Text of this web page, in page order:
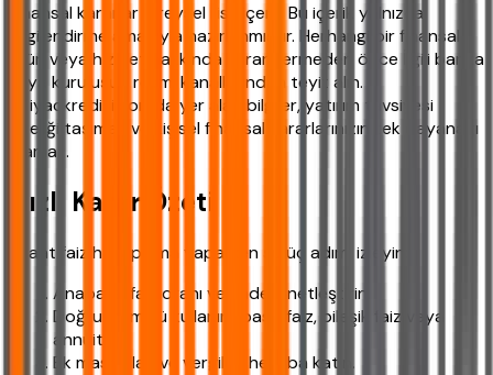
Finansal kararlar bireysel risk içerir. Bu içerik yalnızca
bilgilendirme amacıyla hazırlanmıştır. Herhangi bir finansal
ürün veya hizmet hakkında karar vermeden önce İlgili banka
veya kuruluşun resmi kanallarından teyit alın.
ihtiyackredisi.com'da yer alan bilgiler, yatırım tavsiyesi
niteliği taşımaz ve kişisel finansal kararlarınızın tek dayanağı
olamaz.
Hızlı Karar Özeti
Ziraat faiz hesaplama yaparken şu üç adımı izleyin:
Anapara, faiz oranı ve vadeyi netleştirin.
Doğru formülü kullanın (basit faiz, bileşik faiz veya
annüite).
Ek masrafları ve vergileri hesaba katın.